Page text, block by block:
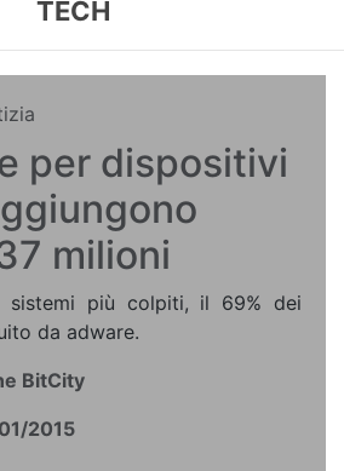
TECH
per dispositivi
milioni
sistemi più colpiti, il 69% dei
da adware.
BitCity
2015